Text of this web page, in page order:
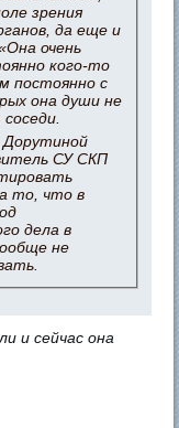
зрения
да еще и
очень
кого-то
постоянно с
она души не
СУ СКП
то, что в
дела в
не
и сейчас она